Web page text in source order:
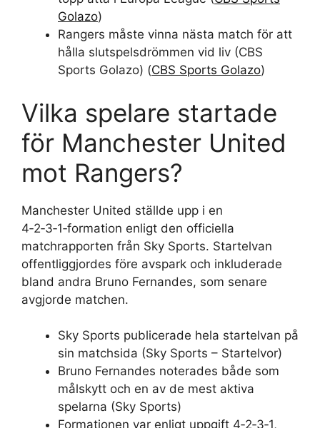
Golazo)
Rangers måste vinna nästa match för att
hålla slutspelsdrömmen vid liv (CBS
Sports Golazo) (CBS Sports Golazo)
Vilka spelare startade
för Manchester United
mot Rangers?
Manchester United ställde upp i en
4‑2‑3‑1‑formation enligt den officiella
matchrapporten från Sky Sports. Startelvan
offentliggjordes före avspark och inkluderade
bland andra Bruno Fernandes, som senare
avgjorde matchen.
Sky Sports publicerade hela startelvan på
sin matchsida (Sky Sports – Startelvor)
Bruno Fernandes noterades både som
målskytt och en av de mest aktiva
spelarna (Sky Sports)
Formationen var enligt uppgift 4‑2‑3‑1,